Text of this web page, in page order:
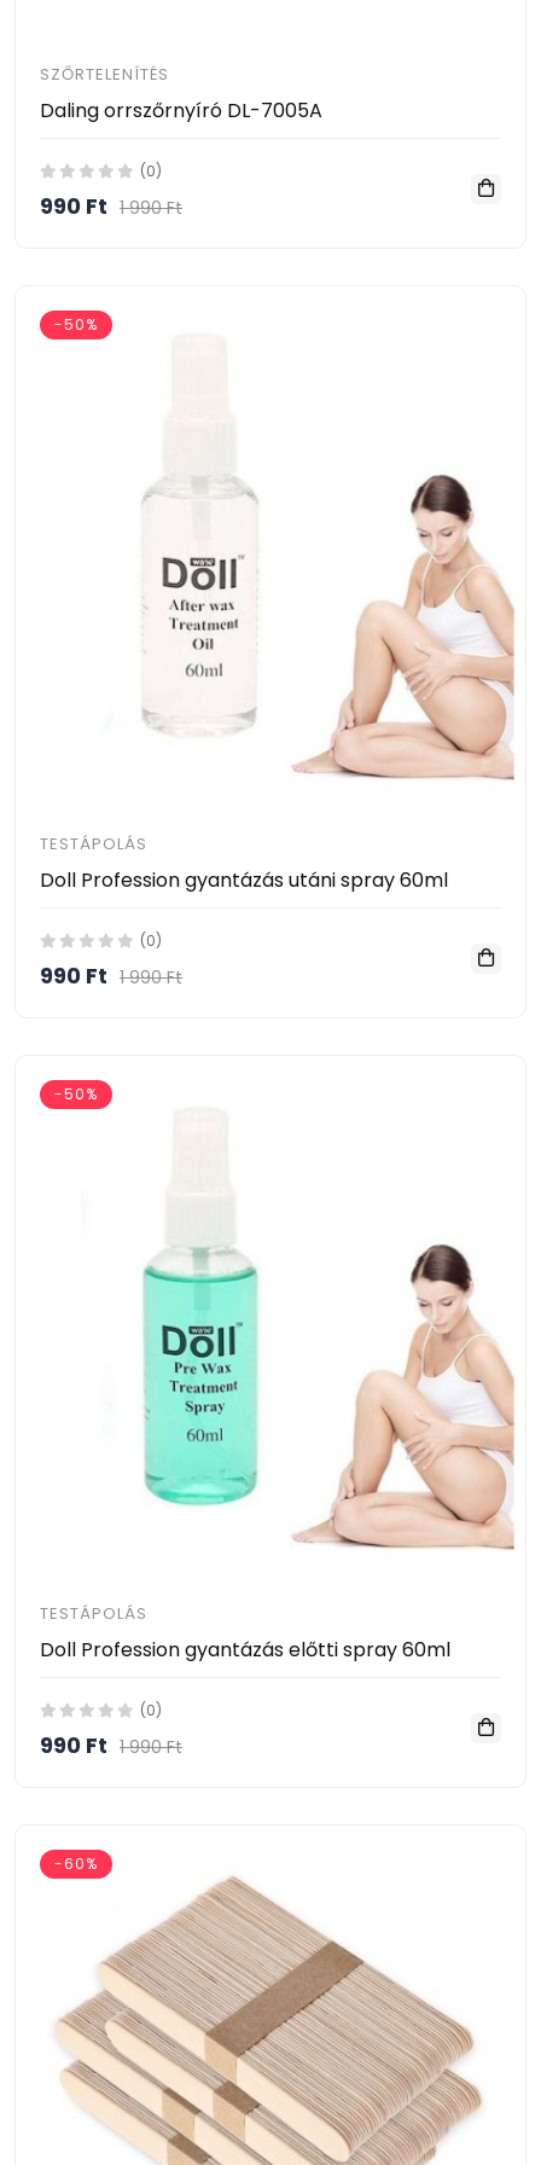
SZŐRTELENÍTÉS
Daling orrszőrnyíró DL-7005A
(0)
990 Ft 1 990 Ft
-50%
TESTÁPOLÁS
Doll Profession gyantázás utáni spray 60ml
(0)
990 Ft 1 990 Ft
-50%
TESTÁPOLÁS
Doll Profession gyantázás előtti spray 60ml
(0)
990 Ft 1 990 Ft
-60%